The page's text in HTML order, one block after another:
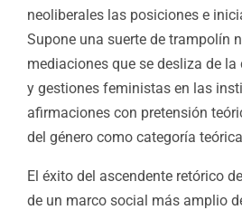
neoliberales las posiciones e
Supone una suerte de trampolín
mediaciones que se desliza de
y gestiones feministas en las
afirmaciones con pretensión
del género como categoría
El éxito del ascendente retórico
de un marco social más amplio